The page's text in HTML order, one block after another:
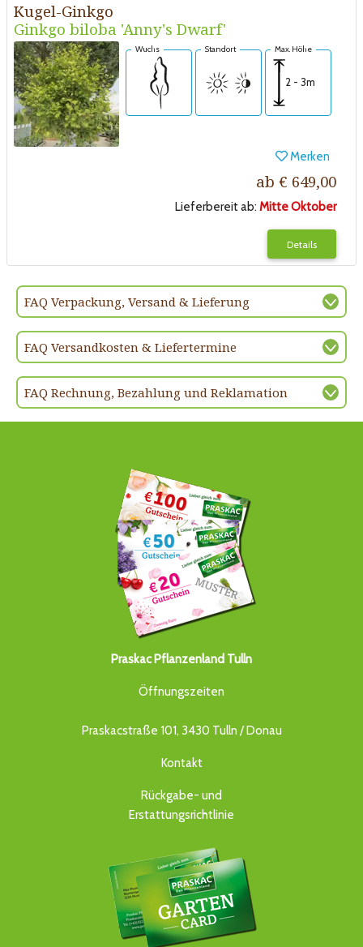
Kugel-Ginkgo
Ginkgo biloba 'Anny's Dwarf'
Wuchs Standort Max. Höhe
2 - 3m
Merken
ab € 649,00
Lieferbereit ab: Mitte Oktober
Details
FAQ Verpackung, Versand & Lieferung
FAQ Versandkosten & Liefertermine
FAQ Rechnung, Bezahlung und Reklamation
Praskac Pflanzenland Tulln
Öffnungszeiten
Praskacstraße 101, 3430 Tulln / Donau
Kontakt
Rückgabe- und
Erstattungsrichtlinie